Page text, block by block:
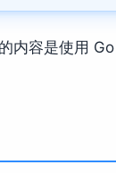
内容是使用